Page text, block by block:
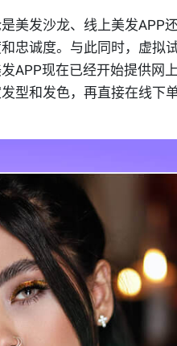
美发沙龙、线上美发APP
忠诚度。与此同时，虚拟
APP现在已经开始提供网
型和发色，再直接在线下